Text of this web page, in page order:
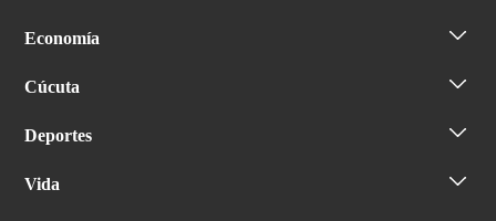
Economía
Cúcuta
Deportes
Vida